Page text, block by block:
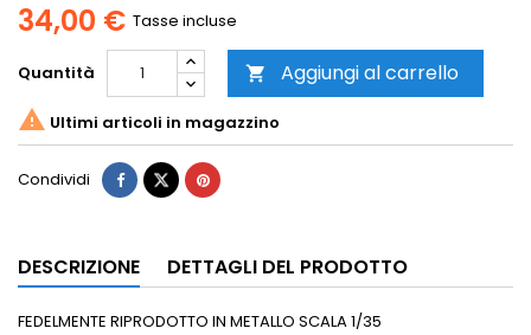
34,00 € Tasse incluse
Quantità  Aggiungi al carrello
 Ultimi articoli in magazzino
Condividi
DESCRIZIONE DETTAGLI DEL PRODOTTO
FEDELMENTE RIPRODOTTO IN METALLO SCALA 1/35